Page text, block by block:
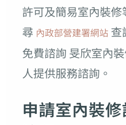
許可及簡易室內裝
尋 內政部營建署網站查
免費諮詢 旻欣室內
人提供服務諮詢。
申請室內裝